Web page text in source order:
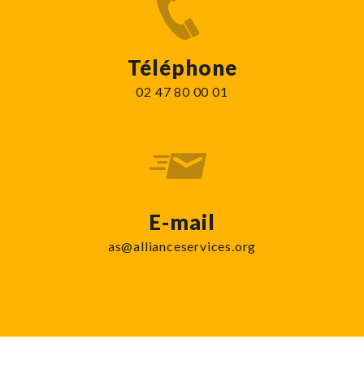
Téléphone
02 47 80 00 01
E-mail
as@allianceservices.org